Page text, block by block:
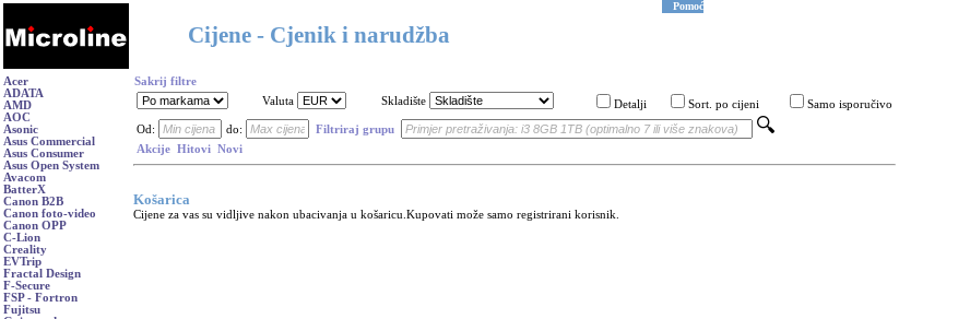
Cijene - Cjenik i narudžba
Pomoć
Acer
ADATA
AMD
AOC
Asonic
Asus Commercial
Asus Consumer
Asus Open System
Avacom
BatterX
Canon B2B
Canon foto-video
Canon OPP
C-Lion
Creality
EVTrip
Fractal Design
F-Secure
FSP - Fortron
Fujitsu
Sakrij filtre
Valuta
Skladište Detalji Sort. po cijeni Samo isporučivo
Od: do:
Filtriraj grupu
Akcije Hitovi Novi
Košarica
Cijene za vas su vidljive nakon ubacivanja u košaricu. Kupovati može samo registrirani korisnik.